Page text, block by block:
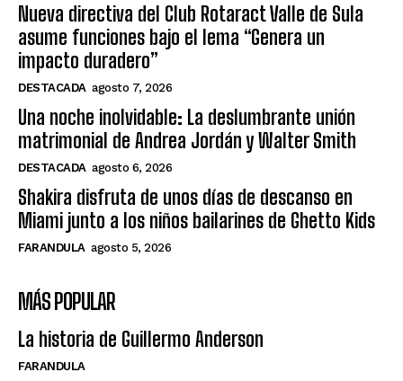
Nueva directiva del Club Rotaract Valle de Sula
asume funciones bajo el lema “Genera un
impacto duradero”
DESTACADA agosto 7, 2026
Una noche inolvidable: La deslumbrante unión
matrimonial de Andrea Jordán y Walter Smith
DESTACADA agosto 6, 2026
Shakira disfruta de unos días de descanso en
Miami junto a los niños bailarines de Ghetto Kids
FARANDULA agosto 5, 2026
MÁS POPULAR
La historia de Guillermo Anderson
FARANDULA